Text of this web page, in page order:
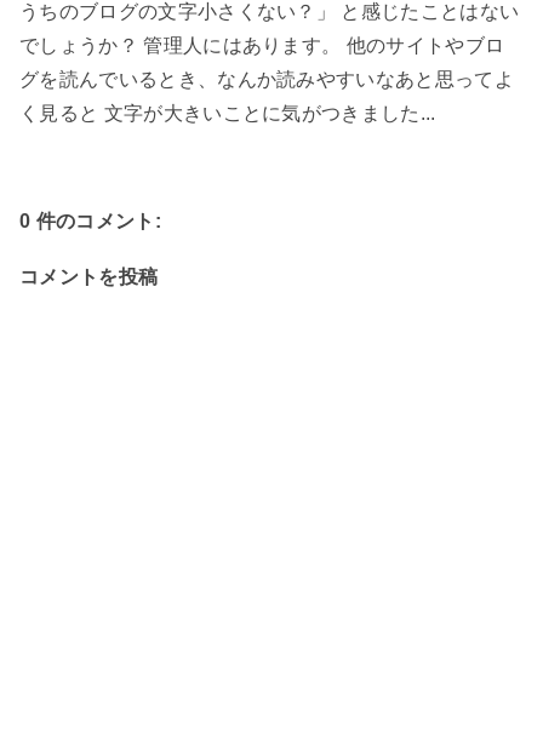
うちのブログの文字小さくない？」 と感じたことはない
でしょうか？ 管理人にはあります。 他のサイトやブロ
グを読んでいるとき、なんか読みやすいなあと思ってよ
く見ると 文字が大きいことに気がつきました...
0 件のコメント:
コメントを投稿